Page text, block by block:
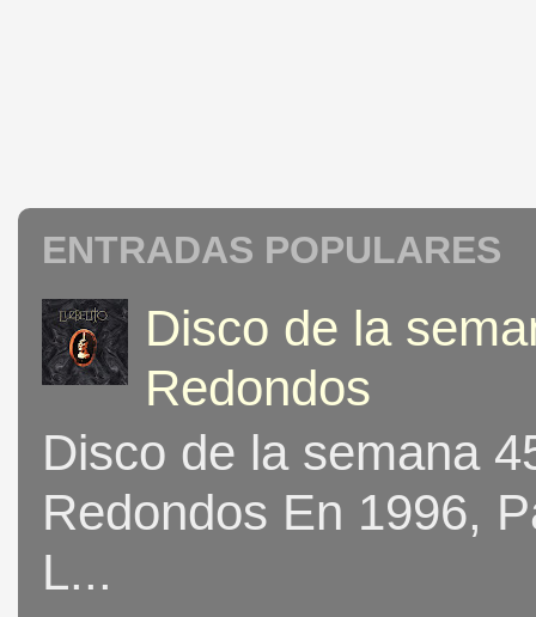
ENTRADAS POPULARES
Disco de la
Redondos
Disco de la semana
Redondos En 1996,
L...